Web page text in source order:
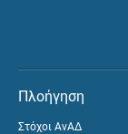
Πλοήγηση
Στόχοι ΑνΑΔ